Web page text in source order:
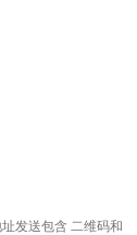
发送包含 二维码和